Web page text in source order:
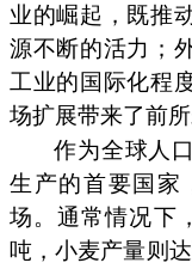
业的崛起，既推
源不断的活力；
工业的国际化程
场扩展带来了前
作为全球人
生产的首要国家
场。通常情况下
吨，小麦产量则